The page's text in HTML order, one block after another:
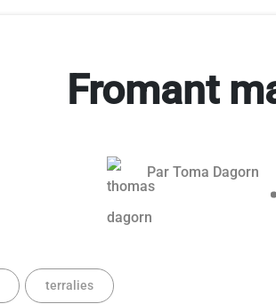
Fromant
Par Toma Dagorn
terralies